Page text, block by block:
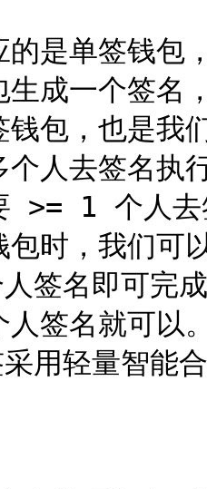
的是单签钱包
生成一个签名
钱包，也是我
个人去签名执
>= 1 个人去
包时，我们
签名即可
人签名就可
采用轻量智